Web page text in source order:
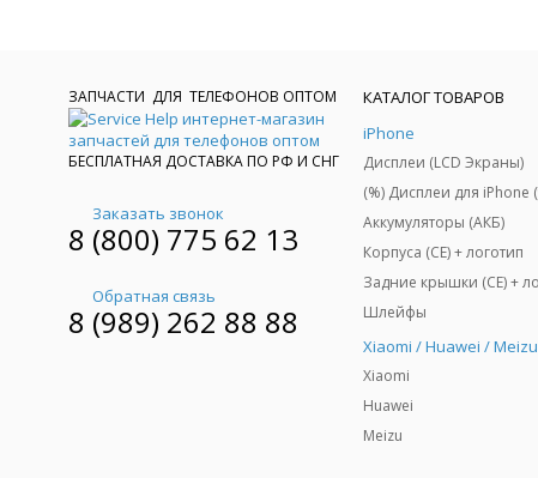
ЗАПЧАСТИ ДЛЯ ТЕЛЕФОНОВ ОПТОМ
БЕСПЛАТНАЯ ДОСТАВКА ПО РФ И СНГ
Заказать звонок
8 (800) 775 62 13
Обратная связь
8 (989) 262 88 88
КАТАЛОГ ТОВАРОВ
iPhone
Дисплеи (LCD Экраны)
Аккумуляторы (АКБ)
Корпуса (CE) + логотип
Шлейфы
Xiaomi / Huawei / Meizu
Xiaomi
Huawei
Meizu